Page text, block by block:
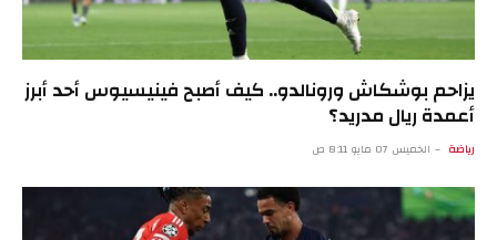
يزاحم بوشكاش ورونالدو.. كيف أصبح فينيسيوس أحد أبرز
أعمدة ريال مدريد؟
رياضة الخميس 07 مايو 8:11 ص